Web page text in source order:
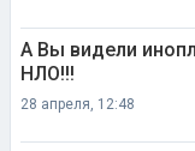
А Вы видели
НЛО!!!
28 апреля, 12:48